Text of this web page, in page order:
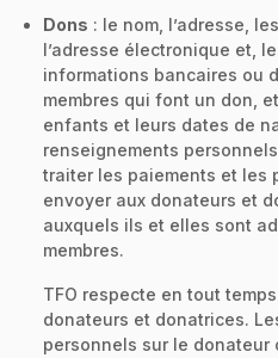
Dons : le nom, l’adresse,
l’adresse électronique et,
informations bancaires ou
membres qui font un don,
enfants et leurs dates de
renseignements
traiter les paiements et les
envoyer aux donateurs et
auxquels ils et elles sont
membres.
TFO respecte en tout
donateurs et donatrices.
personnels sur le